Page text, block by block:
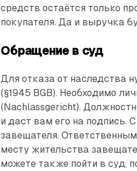
средств остаётся только
покупателя. Да и выручка
Обращение в суд
Для отказа от наследства
(§1945 BGB). Необходимо
(Nachlassgericht).
и даст вам его на подпись.
завещателя.
месту жительства
можете также пойти в суд,